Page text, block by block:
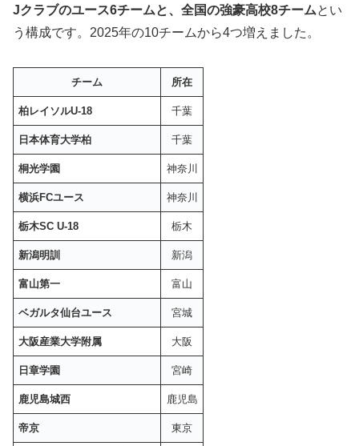
Jクラブのユース6チームと、全国の強豪高校8チームとい
う構成です。2025年の10チームから4つ増えました。
チーム 所在
柏レイソルU-18 千葉
日本体育大学柏 千葉
桐光学園 神奈川
横浜FCユース 神奈川
栃木SC U-18 栃木
新潟明訓 新潟
富山第一 富山
ベガルタ仙台ユース 宮城
大阪産業大学附属 大阪
日章学園 宮崎
鹿児島城西 鹿児島
帝京 東京